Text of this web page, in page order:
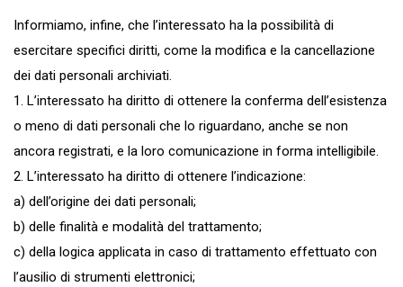
Informiamo, infine, che l’interessato ha la possibilità di
esercitare specifici diritti, come la modifica e la cancellazione
dei dati personali archiviati.
1. L’interessato ha diritto di ottenere la conferma dell’esistenza
o meno di dati personali che lo riguardano, anche se non
ancora registrati, e la loro comunicazione in forma intelligibile.
2. L’interessato ha diritto di ottenere l’indicazione:
a) dell’origine dei dati personali;
b) delle finalità e modalità del trattamento;
c) della logica applicata in caso di trattamento effettuato con
l’ausilio di strumenti elettronici;